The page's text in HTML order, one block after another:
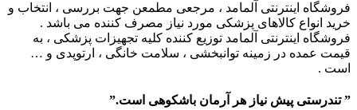
فروشگاه اینترنتی آلمامد ، مرجعی مطمعن جهت بررسی ، انتخاب و
خرید انواع کالاهای پزشکی مورد نیاز مصرف کننده می باشد .
فروشگاه اینترنتی آلمامد توزیع کننده کلیه تجهیزات پزشکی ، به
قیمت عمده در زمینه توانبخشی ، سلامت خانگی ، ارتوپدی و …
است .
” تندرستی پیش نیاز هر آرمان باشکوهی است.”